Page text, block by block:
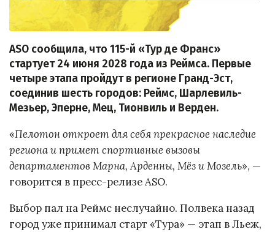
ASO сообщила, что 115-й «Тур де Франс»
стартует 24 июня 2028 года из Реймса. Первые
четыре этапа пройдут в регионе Гранд-Эст,
соединив шесть городов: Реймс, Шарлевиль-
Мезьер, Эперне, Мец, Тионвиль и Верден.
«Пелотон откроет для себя прекрасное наследие
региона и примет спортивные вызовы
департаментов Марна, Арденны, Мёз и Мозель», —
говорится в пресс-релизе ASO.
Выбор пал на Реймс неслучайно. Полвека назад
город уже принимал старт «Тура» — этап в Льеж,